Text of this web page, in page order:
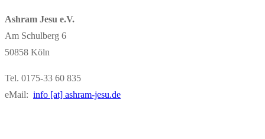
Ashram Jesu e.V.
Am Schulberg 6
50858 Köln
Tel. 0175-33 60 835
eMail: info [at] ashram-jesu.de